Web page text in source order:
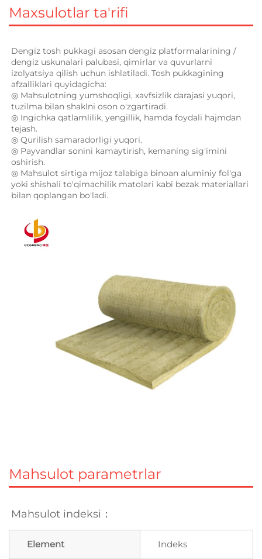
Maxsulotlar ta'rifi
Dengiz tosh pukkagi asosan dengiz platformalarining /
dengiz uskunalari palubasi, qimirlar va quvurlarni
izolyatsiya qilish uchun ishlatiladi. Tosh pukkagining
afzalliklari quyidagicha:
◎ Mahsulotning yumshoqligi, xavfsizlik darajasi yuqori,
tuzilma bilan shaklni oson o'zgartiradi.
◎ Ingichka qatlamlilik, yengillik, hamda foydali hajmdan
tejash.
◎ Qurilish samaradorligi yuqori.
◎ Payvandlar sonini kamaytirish, kemaning sig'imini
oshirish.
◎ Mahsulot sirtiga mijoz talabiga binoan aluminiy fol'ga
yoki shishali to'qimachilik matolari kabi bezak materiallari
bilan qoplangan bo'ladi.
Mahsulot parametrlar
Mahsulot indeksi：
Element Indeks